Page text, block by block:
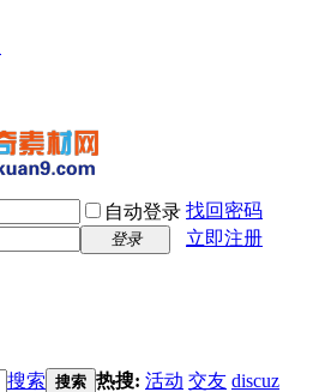
自动登录 找回密码
登录
立即注册
搜索 搜索 热搜: 活动 交友 discuz